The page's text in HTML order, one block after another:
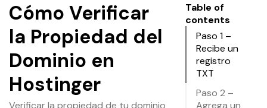
Cómo Verificar
la Propiedad del
Dominio en
Hostinger
Verificar la propiedad de tu dominio
Table of
contents
Paso 1 –
Recibe un
registro
TXT
Paso 2 –
Agrega un